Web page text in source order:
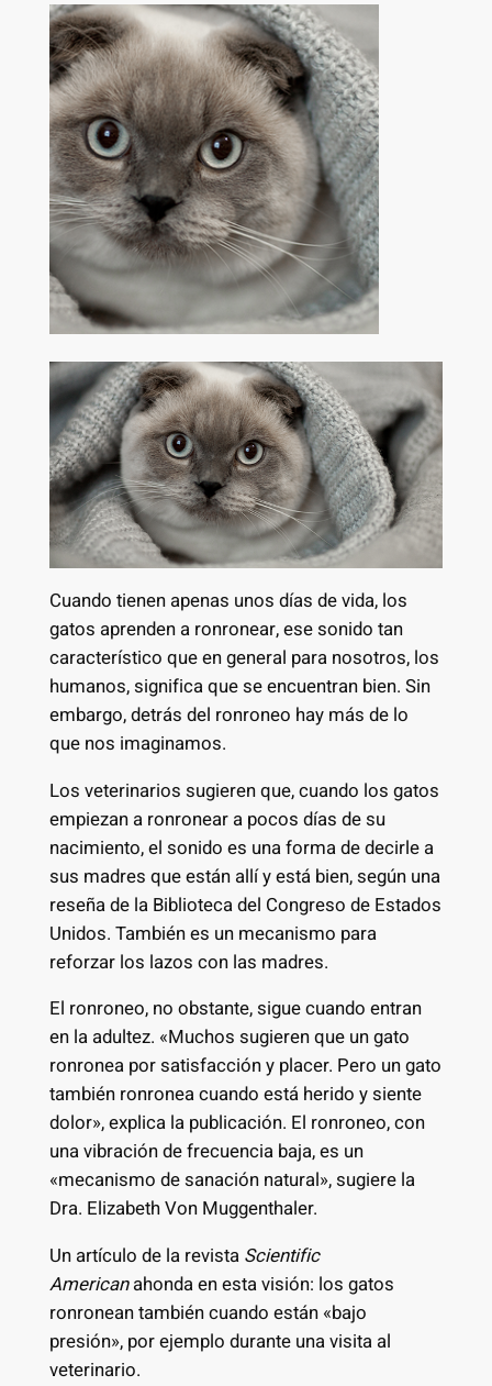
Cuando tienen apenas unos días de vida, los
gatos aprenden a ronronear, ese sonido tan
característico que en general para nosotros, los
humanos, significa que se encuentran bien. Sin
embargo, detrás del ronroneo hay más de lo
que nos imaginamos.
Los veterinarios sugieren que, cuando los gatos
empiezan a ronronear a pocos días de su
nacimiento, el sonido es una forma de decirle a
sus madres que están allí y está bien, según una
reseña de la Biblioteca del Congreso de Estados
Unidos. También es un mecanismo para
reforzar los lazos con las madres.
El ronroneo, no obstante, sigue cuando entran
en la adultez. «Muchos sugieren que un gato
ronronea por satisfacción y placer. Pero un gato
también ronronea cuando está herido y siente
dolor», explica la publicación. El ronroneo, con
una vibración de frecuencia baja, es un
«mecanismo de sanación natural», sugiere la
Dra. Elizabeth Von Muggenthaler.
Un artículo de la revistaScientific
Americanahonda en esta visión: los gatos
ronronean también cuando están «bajo
presión», por ejemplo durante una visita al
veterinario.